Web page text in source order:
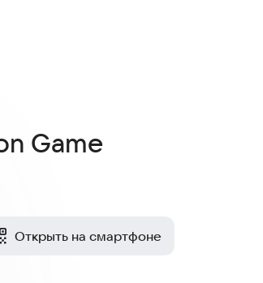
Game
Открыть на смартфоне